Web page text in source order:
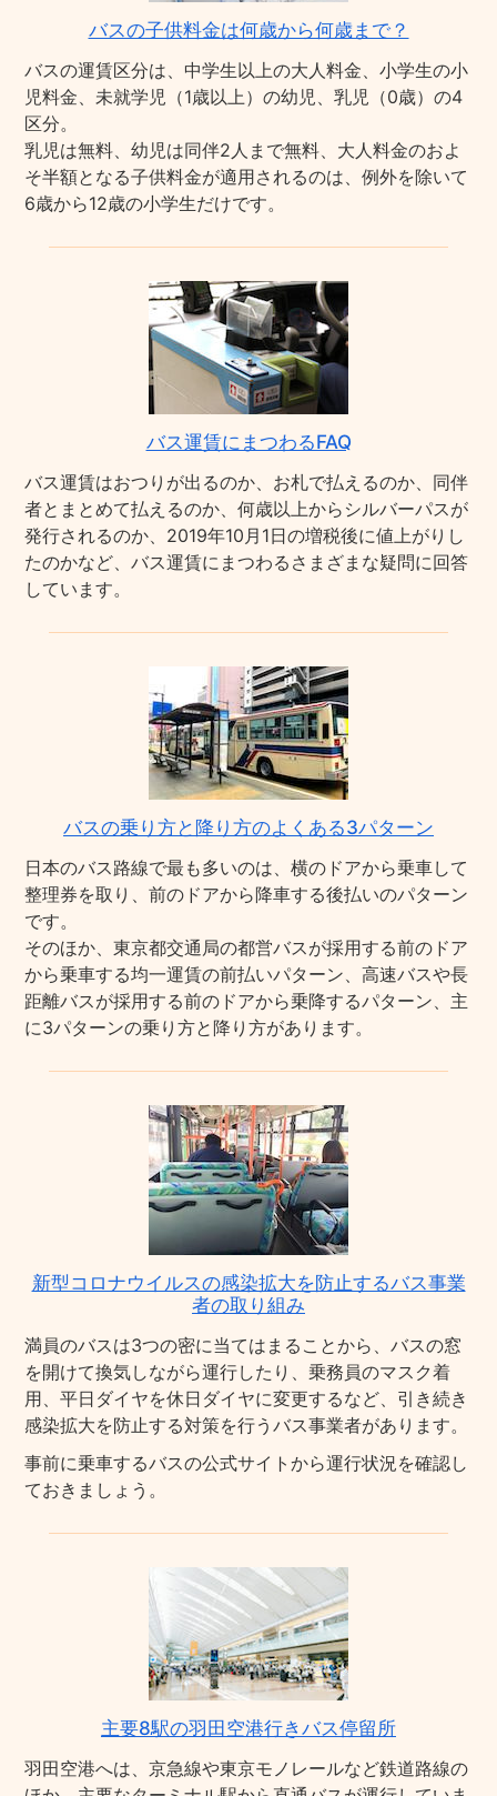
バスの子供料金は何歳から何歳まで？
バスの運賃区分は、中学生以上の大人料金、小学生の小
児料金、未就学児（1歳以上）の幼児、乳児（0歳）の4
区分。
乳児は無料、幼児は同伴2人まで無料、大人料金のおよ
そ半額となる子供料金が適用されるのは、例外を除いて
6歳から12歳の小学生だけです。
バス運賃にまつわるFAQ
バス運賃はおつりが出るのか、お札で払えるのか、同伴
者とまとめて払えるのか、何歳以上からシルバーパスが
発行されるのか、2019年10月1日の増税後に値上がりし
たのかなど、バス運賃にまつわるさまざまな疑問に回答
しています。
バスの乗り方と降り方のよくある3パターン
日本のバス路線で最も多いのは、横のドアから乗車して
整理券を取り、前のドアから降車する後払いのパターン
です。
そのほか、東京都交通局の都営バスが採用する前のドア
から乗車する均一運賃の前払いパターン、高速バスや長
距離バスが採用する前のドアから乗降するパターン、主
に3パターンの乗り方と降り方があります。
新型コロナウイルスの感染拡大を防止するバス事業
者の取り組み
満員のバスは3つの密に当てはまることから、バスの窓
を開けて換気しながら運行したり、乗務員のマスク着
用、平日ダイヤを休日ダイヤに変更するなど、引き続き
感染拡大を防止する対策を行うバス事業者があります。
事前に乗車するバスの公式サイトから運行状況を確認し
ておきましょう。
主要8駅の羽田空港行きバス停留所
羽田空港へは、京急線や東京モノレールなど鉄道路線の